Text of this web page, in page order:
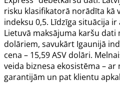
risku klasifikatorā norādīta kā
indeksu 0,5. Līdzīga situācija
Lietuvā maksājuma karšu dati
dolāriem, savukārt Igaunijā
cena – 15,59 ASV dolāri.
veida biznesa ekosistēma – ar
garantijām un pat klientu